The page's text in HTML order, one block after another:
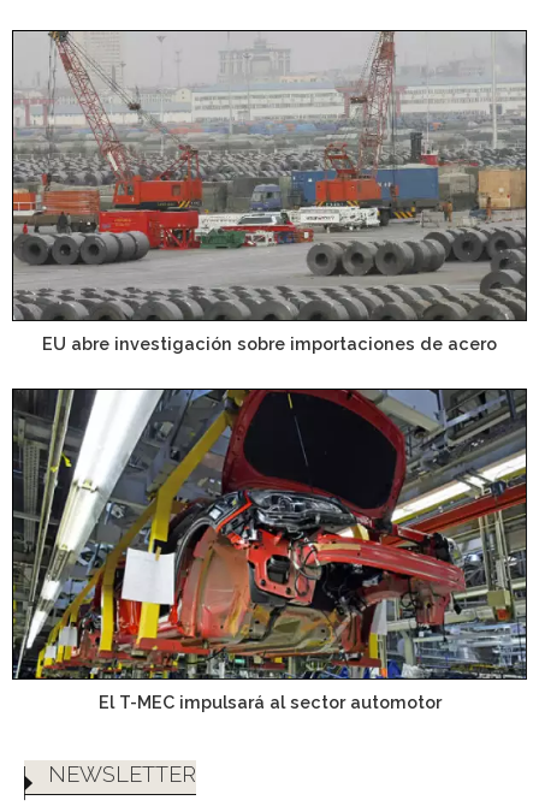
EU abre investigación sobre importaciones de acero
El T-MEC impulsará al sector automotor
NEWSLETTER